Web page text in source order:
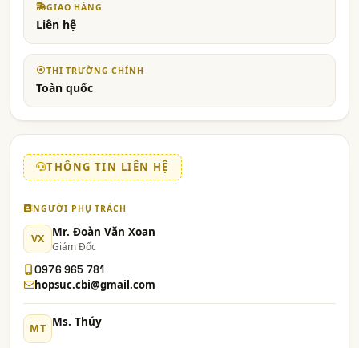
GIAO HÀNG
Liên hệ
THỊ TRƯỜNG CHÍNH
Toàn quốc
THÔNG TIN LIÊN HỆ
NGƯỜI PHỤ TRÁCH
VX Mr. Đoàn Văn Xoan
Giám Đốc
0976 965 781
hopsuc.cbi@gmail.com
MT Ms. Thúy